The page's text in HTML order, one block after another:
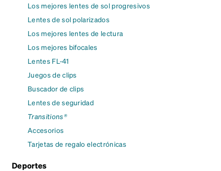
Los mejores lentes de sol progresivos
Lentes de sol polarizados
Los mejores lentes de lectura
Los mejores bifocales
Lentes FL-41
Juegos de clips
Buscador de clips
Lentes de seguridad
Transitions®
Accesorios
Tarjetas de regalo electrónicas
Deportes